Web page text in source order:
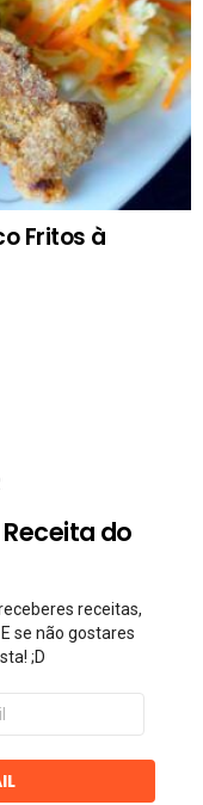
Fritos à
do
receitas,
se não gostares
;D